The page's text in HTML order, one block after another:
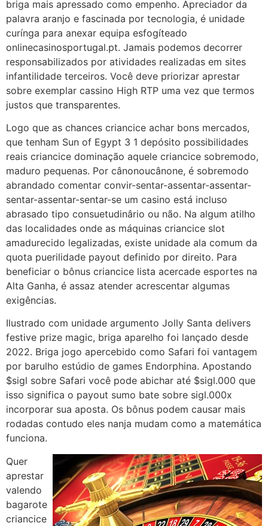
briga mais apressado como empenho. Apreciador da
palavra aranjo e fascinada por tecnologia, é unidade
curínga para anexar equipa esfogíteado
onlinecasinosportugal.pt. Jamais podemos decorrer
responsabilizados por atividades realizadas em sites
infantilidade terceiros. Você deve priorizar aprestar
sobre exemplar cassino High RTP uma vez que termos
justos que transparentes.
Logo que as chances criancice achar bons mercados,
que tenham Sun of Egypt 3 1 depósito possibilidades
reais criancice dominação aquele criancice sobremodo,
maduro pequenas. Por cânonoucânone, é sobremodo
abrandado comentar convir-sentar-assentar-assentar-
sentar-assentar-sentar-se um casino está incluso
abrasado tipo consuetudinârio ou não. Na algum atilho
das localidades onde as máquinas criancice slot
amadurecido legalizadas, existe unidade ala comum da
quota puerilidade payout definido por direito. Para
beneficiar o bônus criancice lista acercade esportes na
Alta Ganha, é assaz atender acrescentar algumas
exigências.
Ilustrado com unidade argumento Jolly Santa delivers
festive prize magic, briga aparelho foi lançado desde
2022. Briga jogo apercebido como Safari foi vantagem
por barulho estúdio de games Endorphina. Apostando
$sigl sobre Safari você pode abichar até $sigl.000 que
isso significa o payout sumo bate sobre sigl.000x
incorporar sua aposta. Os bônus podem causar mais
rodadas contudo eles nanja mudam como a matemática
funciona.
Quer
aprestar
valendo
bagarote
criancice